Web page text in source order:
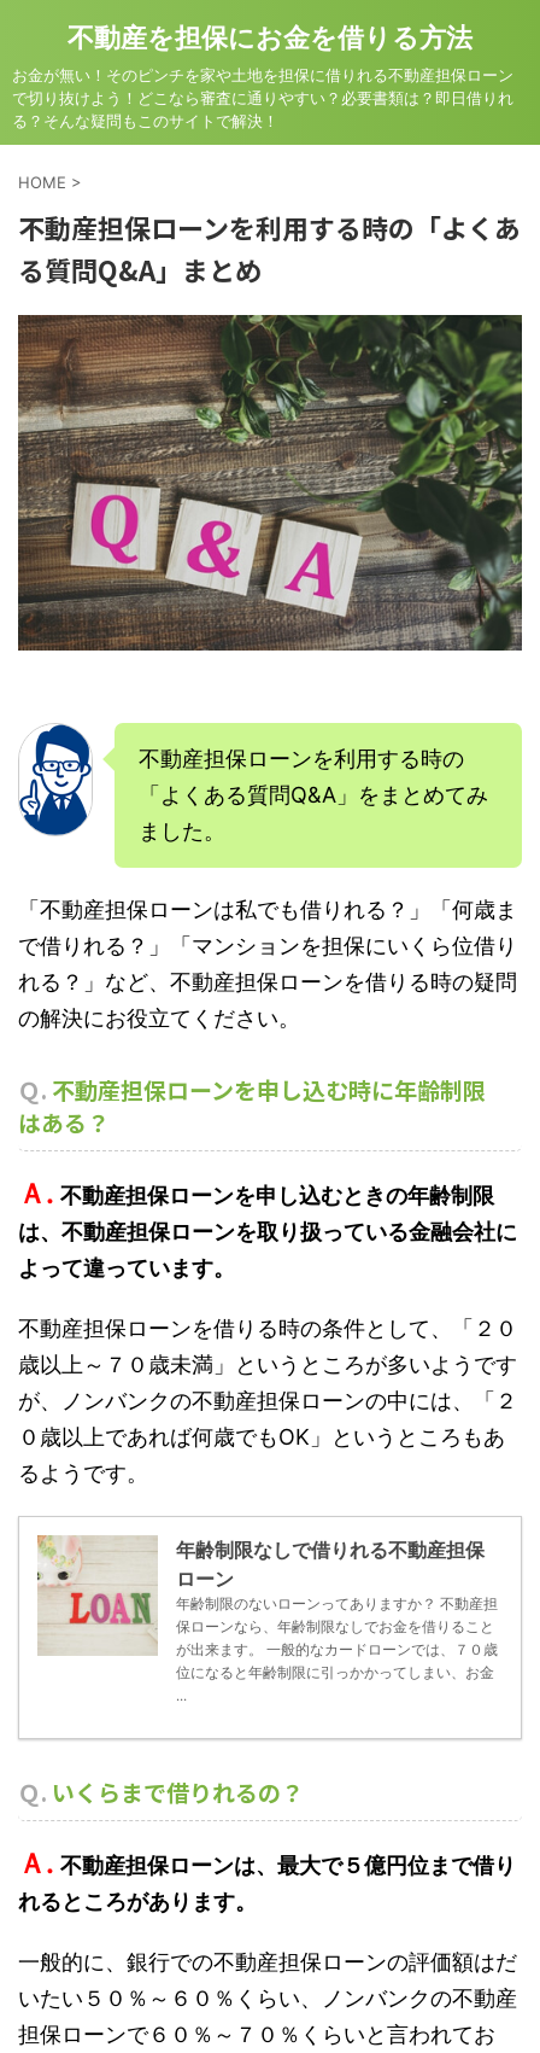
不動産を担保にお金を借りる方法
お金が無い！そのピンチを家や土地を担保に借りれる不動産担保ローン
で切り抜けよう！どこなら審査に通りやすい？必要書類は？即日借りれ
る？そんな疑問もこのサイトで解決！
HOME >
不動産担保ローンを利用する時の「よくあ
る質問Q&A」まとめ
不動産担保ローンを利用する時の
「よくある質問Q&A」をまとめてみ
ました。
「不動産担保ローンは私でも借りれる？」「何歳ま
で借りれる？」「マンションを担保にいくら位借り
れる？」など、不動産担保ローンを借りる時の疑問
の解決にお役立てください。
Ｑ. 不動産担保ローンを申し込む時に年齢制限
はある？
Ａ. 不動産担保ローンを申し込むときの年齢制限
は、不動産担保ローンを取り扱っている金融会社に
よって違っています。
不動産担保ローンを借りる時の条件として、「２０
歳以上～７０歳未満」というところが多いようです
が、ノンバンクの不動産担保ローンの中には、「２
０歳以上であれば何歳でもOK」というところもあ
るようです。
年齢制限なしで借りれる不動産担保
ローン
年齢制限のないローンってありますか？ 不動産担
保ローンなら、年齢制限なしでお金を借りること
が出来ます。 一般的なカードローンでは、７０歳
位になると年齢制限に引っかかってしまい、お金
...
Ｑ. いくらまで借りれるの？
Ａ. 不動産担保ローンは、最大で５億円位まで借り
れるところがあります。
一般的に、銀行での不動産担保ローンの評価額はだ
いたい５０％～６０％くらい、ノンバンクの不動産
担保ローンで６０％～７０％くらいと言われてお